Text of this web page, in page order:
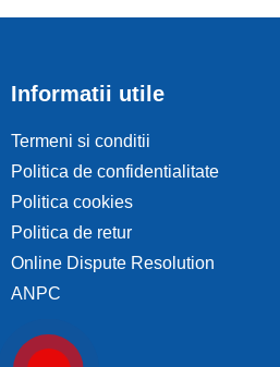
Informatii utile
Termeni si conditii
Politica de confidentialitate
Politica cookies
Politica de retur
Online Dispute Resolution
ANPC